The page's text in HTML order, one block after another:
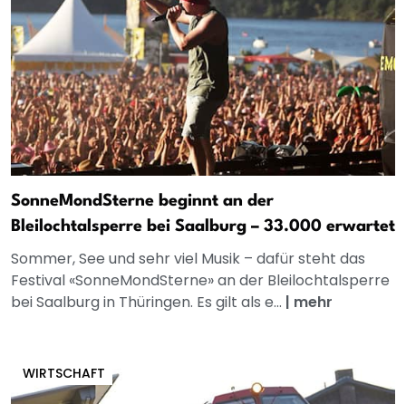
SonneMondSterne beginnt an der
Bleilochtalsperre bei Saalburg – 33.000 erwartet
Sommer, See und sehr viel Musik – dafür steht das
Festival «SonneMondSterne» an der Bleilochtalsperre
bei Saalburg in Thüringen. Es gilt als e... | mehr
WIRTSCHAFT